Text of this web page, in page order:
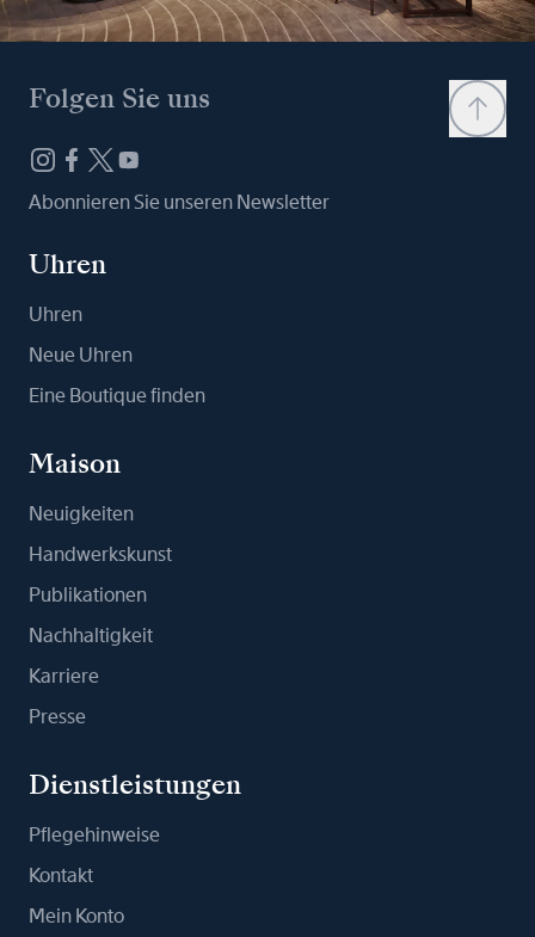
Folgen Sie uns
Abonnieren Sie unseren Newsletter
Uhren
Uhren
Neue Uhren
Eine Boutique finden
Maison
Neuigkeiten
Handwerkskunst
Publikationen
Nachhaltigkeit
Karriere
Presse
Dienstleistungen
Pflegehinweise
Kontakt
Mein Konto